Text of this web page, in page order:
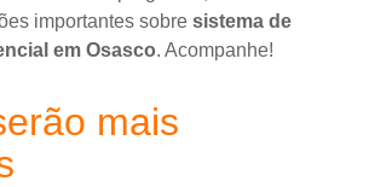
importantes sobre sistema de
em Osasco. Acompanhe!
mais